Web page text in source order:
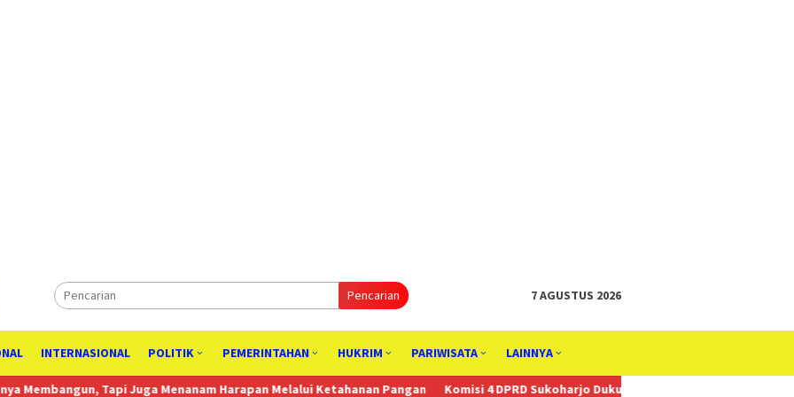
Pencarian 7 AGUSTUS 2026
INTERNASIONAL POLITIK PEMERINTAHAN HUKRIM PARIWISATA LAINNYA
Juga Menanam Harapan Melalui Ketahanan Pangan Komisi 4 DPRD Sukoharjo Dukung Anggaran Kebudayaan, Penggiat Budaya